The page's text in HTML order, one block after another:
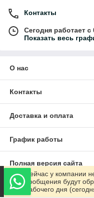
Контакты
Сегодня работает с
Показать весь
О нас
Контакты
Доставка и оплата
График работы
Полная версия сайта
Сайт создан на
Сейчас у компании
сообщения будут
рабочего дня